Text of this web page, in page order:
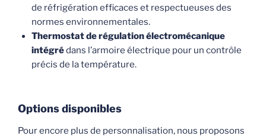
de réfrigération efficaces et respectueuses des
normes environnementales.
Thermostat de régulation électromécanique
intégrédans l’armoire électrique pour un contrôle
précis de la température.
Options disponibles
Pour encore plus de personnalisation, nous proposons